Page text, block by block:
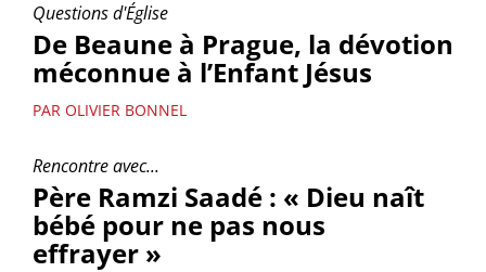
Questions d'Église
De Beaune à Prague, la dévotion
méconnue à l’Enfant Jésus
PAR OLIVIER BONNEL
Rencontre avec...
Père Ramzi Saadé : « Dieu naît
bébé pour ne pas nous
effrayer »